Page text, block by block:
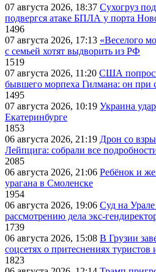
07 августа 2026, 18:37 Сухогруз
подвергся атаке БПЛА у порта
1496
07 августа 2026, 17:13 «Веселого
с семьей хотят выдворить из РФ
1519
07 августа 2026, 11:20 США
бывшего морпеха Гилмана: он при
1495
07 августа 2026, 10:19 Украина
Екатеринбурге
1853
06 августа 2026, 21:19 Дрон со
Лейпцига: собрали все
2085
06 августа 2026, 21:06 Ребёнок и
урагана в Смоленске
1954
06 августа 2026, 19:06 Суд на
рассмотрению дела экс-
1739
06 августа 2026, 15:08 В Грузии
соцсетях о притеснениях туристов
1823